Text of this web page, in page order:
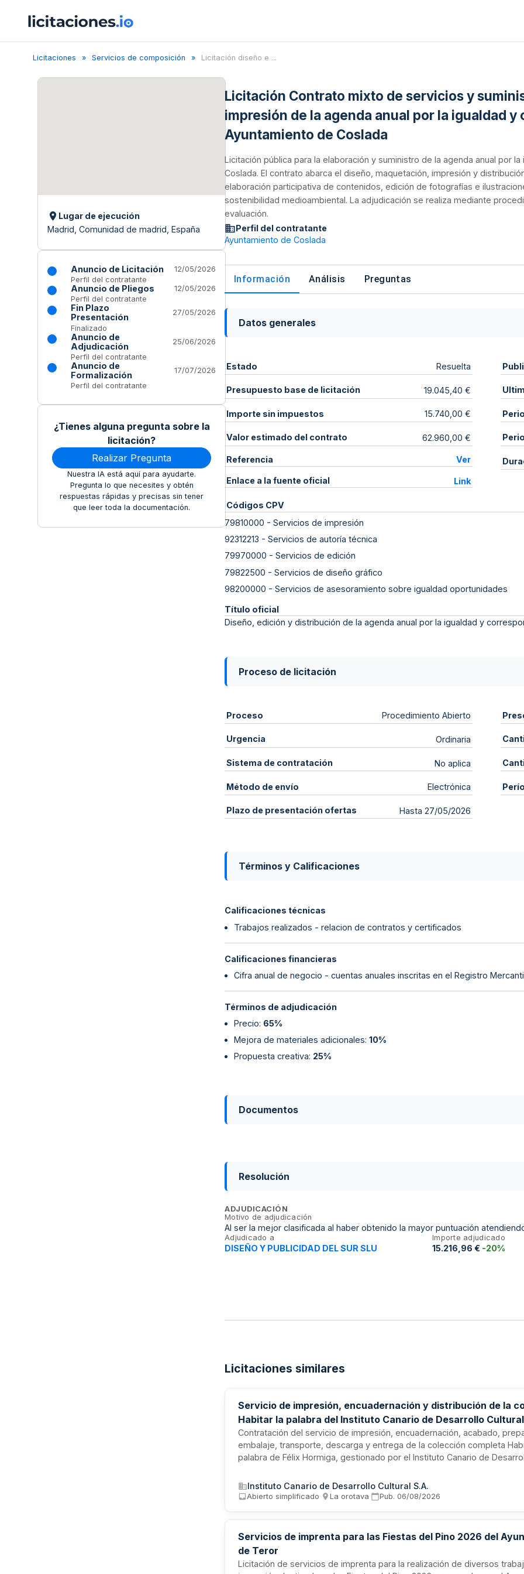
Licitaciones Servicios de composición Licitación diseño e ...
Lugar de ejecución
Madrid, Comunidad de madrid, España
Anuncio de Licitación
12/05/2026
Perfil del contratante
Anuncio de Pliegos
12/05/2026
Perfil del contratante
Fin Plazo
Presentación
27/05/2026
Finalizado
Anuncio de
Adjudicación
25/06/2026
Perfil del contratante
Anuncio de
Formalización
17/07/2026
Perfil del contratante
¿Tienes alguna pregunta sobre la
licitación?
Realizar Pregunta
Nuestra IA está aquí para ayudarte.
Pregunta lo que necesites y obtén
respuestas rápidas y precisas sin tener
que leer toda la documentación.
Licitación Contrato mixto de servicios y
impresión de la agenda anual por la igualdad
Ayuntamiento de Coslada
Licitación pública para la elaboración y suministro de la agenda anual por
Coslada. El contrato abarca el diseño, maquetación, impresión y
elaboración participativa de contenidos, edición de fotografías e
sostenibilidad medioambiental. La adjudicación se realiza mediante
evaluación.
Perfil del contratante
Ayuntamiento de Coslada
Información Análisis Preguntas
Datos generales
Estado Resuelta
Presupuesto base de licitación 19.045,40 €
Importe sin impuestos 15.740,00 €
Valor estimado del contrato 62.960,00 €
Referencia Ver
Enlace a la fuente oficial Link
Códigos CPV
79810000 - Servicios de impresión
92312213 - Servicios de autoría técnica
79970000 - Servicios de edición
79822500 - Servicios de diseño gráfico
98200000 - Servicios de asesoramiento sobre igualdad oportunidades
Título oficial
Diseño, edición y distribución de la agenda anual por la igualdad y
Proceso de licitación
Proceso Procedimiento Abierto
Urgencia Ordinaria
Sistema de contratación No aplica
Método de envío Electrónica
Plazo de presentación ofertas Hasta 27/05/2026
Términos y Calificaciones
Calificaciones técnicas
Trabajos realizados - relacion de contratos y certificados
Calificaciones financieras
Cifra anual de negocio - cuentas anuales inscritas en el Registro
Términos de adjudicación
Precio: 65%
Mejora de materiales adicionales: 10%
Propuesta creativa: 25%
Documentos
Resolución
ADJUDICACIÓN
Motivo de adjudicación
Al ser la mejor clasificada al haber obtenido la mayor puntuación
Adjudicado a
DISEÑO Y PUBLICIDAD DEL SUR SLU
Importe adjudicado
15.216,96 € -20%
Licitaciones similares
Servicio de impresión, encuadernación y distribución de la
Habitar la palabra del Instituto Canario de Desarrollo Cultural
Contratación del servicio de impresión, encuadernación, acabado,
embalaje, transporte, descarga y entrega de la colección completa
palabra de Félix Hormiga, gestionado por el Instituto Canario de
producción gráfica, desde la impresión hasta la distribución final de las
requiriendo que la empresa contratista disponga de los medios
proyecto editorial.
Instituto Canario de Desarrollo Cultural S.A.
Abierto simplificado· La orotava· Pub. 06/08/2026
Servicios de imprenta para las Fiestas del Pino 2026 del
de Teror
Licitación de servicios de imprenta para la realización de diversos